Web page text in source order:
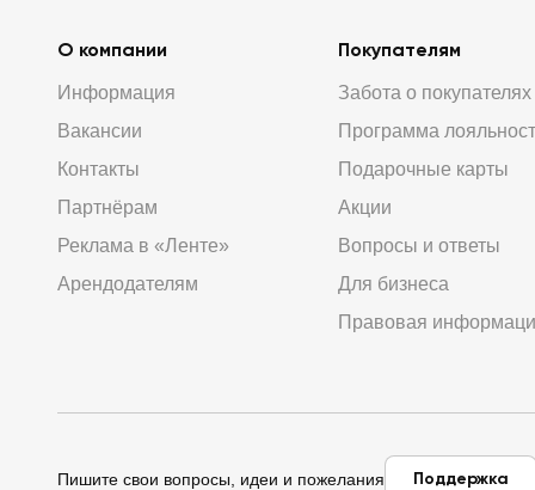
О компании
Информация
Вакансии
Контакты
Партнёрам
Реклама в «Ленте»
Арендодателям
Покупателям
Забота о покупателях
Программа
Подарочные карты
Акции
Вопросы и ответы
Для бизнеса
Правовая
Пишите свои вопросы, идеи и пожелания Поддержка